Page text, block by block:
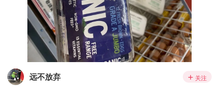
远不放弃 关注